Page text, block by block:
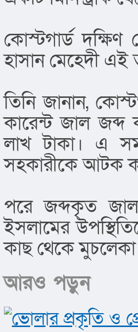
কোস্টগার্ড
হাসান মেহেদী এই
তিনি জানান,
কারেন্ট জাল
লাখ টাকা। এ
সহকারীকে আটক
পরে জব্দকৃত
ইসলামের
কাছ থেকে মুচলেকা
আরও পড়ুন